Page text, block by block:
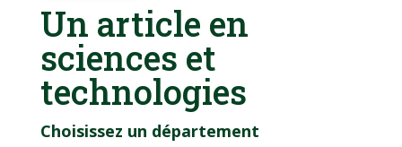
Un article en
sciences et
technologies
Choisissez un département